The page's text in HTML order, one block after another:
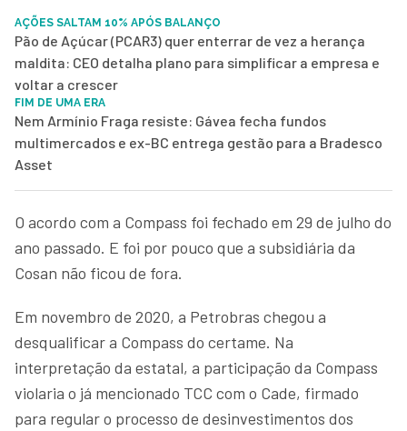
AÇÕES SALTAM 10% APÓS BALANÇO
Pão de Açúcar (PCAR3) quer enterrar de vez a herança
maldita: CEO detalha plano para simplificar a empresa e
voltar a crescer
FIM DE UMA ERA
Nem Armínio Fraga resiste: Gávea fecha fundos
multimercados e ex-BC entrega gestão para a Bradesco
Asset
O acordo com a Compass foi fechado em 29 de julho do
ano passado. E foi por pouco que a subsidiária da
Cosan não ficou de fora.
Em novembro de 2020, a Petrobras chegou a
desqualificar a Compass do certame. Na
interpretação da estatal, a participação da Compass
violaria o já mencionado TCC com o Cade, firmado
para regular o processo de desinvestimentos dos